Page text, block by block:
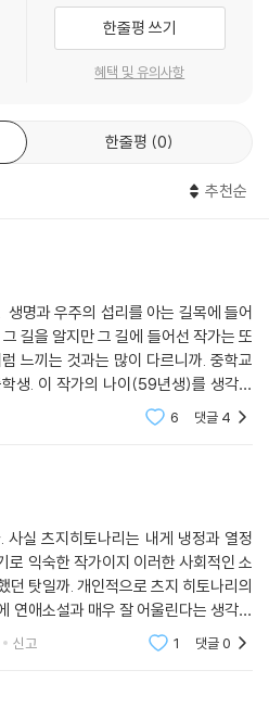
니시모 피아니시모』이다.
금의 시대를 직시하기 위한 시도였습
가는 분위기라서 ‘피아니시모’를 두 번
연 소설로 희망을 쓸 수 있는가, 하는
년 4월 26일 일본 <아사히 신문>에
진실 찾기 게임!
시에 학교가 있고, 그 학교 지하에는
있다. 3년 전의 유괴살인 사건과 또 다
그 회색빛 공포 속에 외톨이 소년인 도
히카루, 그리고 남자인지 여자인지 알
세상에 반항하는 또 하나의 ‘나(히카
진 친구…. 정체성 불안의 소년이, 남
에서도 자신을 찾아나가려는 씩씩한
린 회색 세상의 공포를 이겨낸다.
는 것, 인간의 감정을 먹고 살면서 세상
인간의 마음에 불안을 심어놓는 존재,
져 나온 것의 상징으로 ‘회색’을 표현하
속에서 인간의 영혼을 구원하는 것이
한줄평 쓰기
혜택 및 유의사항
한줄평 0
추천순
명과 우주의 섭리를 아는 길목에 들어
육체의 나이로 아는 게 아니라 깨달
6 댓글 4
사실 츠지히토나리는 내게 냉정과 열정
로 익숙한 작가이지 이러한 사회적인 소
던 탓일까. 개인적으로 츠지 히토나리의
연애소설과 매우 잘 어울린다는 생각을
다고는 하겠지만 말이다. 아무튼 이 소
신고 1 댓글0